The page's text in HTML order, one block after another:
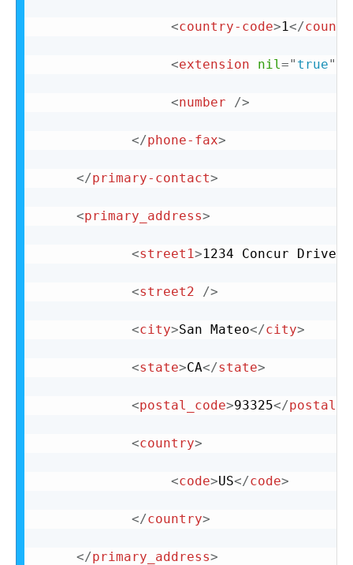
<country-code>1</
<extension nil=" true"
<number />
</phone-fax>
</primary-contact>
<primary_address>
<street1>1234 Concur Drive
<street2 />
<city>San Mateo</city>
<state>CA</state>
<postal_code>93325</
<country>
<code>US</code>
</country>
</primary_address>